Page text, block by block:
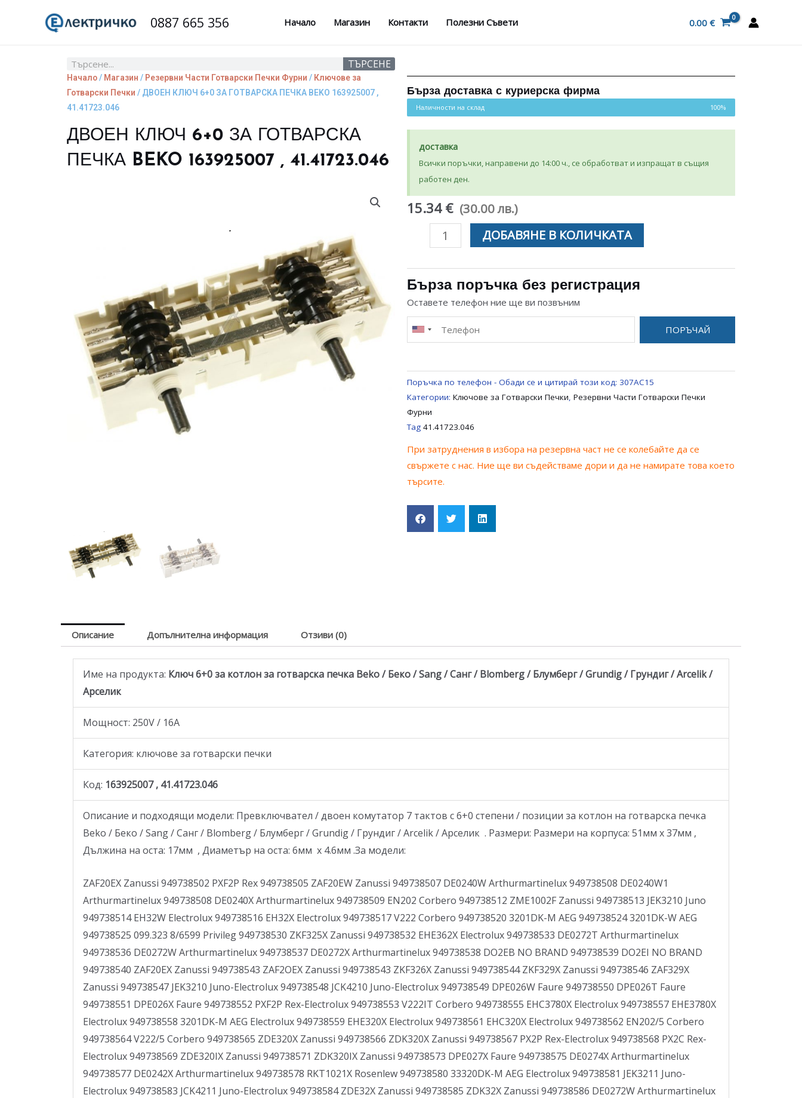
0887 665 356 Начало Магазин Контакти Полезни Съвети 0.00 €
Search ТЪРСЕНЕ
Начало/ Магазин / Резервни Части Готварски Печки Фурни / Ключове за
Готварски Печки / ДВОЕН КЛЮЧ 6+0 ЗА ГОТВАРСКА ПЕЧКА BEKO 163925007 ,
41.41723.046
ДВОЕН КЛЮЧ 6+0 ЗА ГОТВАРСКА
ПЕЧКА BEKO 163925007 , 41.41723.046
Бърза доставка с куриерска фирма
Наличности на склад 100%
доставка
Всички поръчки, направени до 14:00 ч., се обработват и изпращат в същия
работен ден.
15.34 € (30.00 лв.)
количество
КЛЮЧ
ГОТВАРСКА
ПЕЧКА
163925007
41.41723.046
ДОБАВЯНЕ В КОЛИЧКАТА
Бърза поръчка без регистрация
Оставете телефон ние ще ви позвъним
ПОРЪЧАЙ
Поръчка по телефон - Обади се и цитирай този код: 307AC15
Категории: Ключове за Готварски Печки, Резервни Части Готварски Печки
Фурни
Tag 41.41723.046
При затруднения в избора на резервна част не се колебайте да се
свържете с нас. Ние ще ви съдействаме дори и да не намирате това което
търсите.
Описание Допълнителна информация Отзиви (0)
Име на продукта: Ключ 6+0 за котлон за готварска печка Beko / Беко / Sang / Санг / Blomberg / Блумберг / Grundig / Грундиг / Arcelik /
Арселик
Мощност: 250V / 16A
Категория: ключове за готварски печки
Код: 163925007 , 41.41723.046
Описание и подходящи модели: Превключвател / двоен комутатор 7 тактов с 6+0 степени / позиции за котлон на готварска печка
Beko / Беко / Sang / Санг / Blomberg / Блумберг / Grundig / Грундиг / Arcelik / Арселик . Размери: Размери на корпуса: 51мм x 37мм ,
Дължина на оста: 17мм , Диаметър на оста: 6мм x 4.6мм .За модели:
ZAF20EX Zanussi 949738502 PXF2P Rex 949738505 ZAF20EW Zanussi 949738507 DE0240W Arthurmartinelux 949738508 DE0240W1
Arthurmartinelux 949738508 DE0240X Arthurmartinelux 949738509 EN202 Corbero 949738512 ZME1002F Zanussi 949738513 JEK3210 Juno
949738514 EH32W Electrolux 949738516 EH32X Electrolux 949738517 V222 Corbero 949738520 3201DK-M AEG 949738524 3201DK-W AEG
949738525 099.323 8/6599 Privileg 949738530 ZKF325X Zanussi 949738532 EHE362X Electrolux 949738533 DE0272T Arthurmartinelux
949738536 DE0272W Arthurmartinelux 949738537 DE0272X Arthurmartinelux 949738538 DO2EB NO BRAND 949738539 DO2EI NO BRAND
949738540 ZAF20EX Zanussi 949738543 ZAF2OEX Zanussi 949738543 ZKF326X Zanussi 949738544 ZKF329X Zanussi 949738546 ZAF329X
Zanussi 949738547 JEK3210 Juno-Electrolux 949738548 JCK4210 Juno-Electrolux 949738549 DPE026W Faure 949738550 DPE026T Faure
949738551 DPE026X Faure 949738552 PXF2P Rex-Electrolux 949738553 V222IT Corbero 949738555 EHC3780X Electrolux 949738557 EHE3780X
Electrolux 949738558 3201DK-M AEG Electrolux 949738559 EHE320X Electrolux 949738561 EHC320X Electrolux 949738562 EN202/5 Corbero
949738564 V222/5 Corbero 949738565 ZDE320X Zanussi 949738566 ZDK320X Zanussi 949738567 PX2P Rex-Electrolux 949738568 PX2C Rex-
Electrolux 949738569 ZDE320IX Zanussi 949738571 ZDK320IX Zanussi 949738573 DPE027X Faure 949738575 DE0274X Arthurmartinelux
949738577 DE0242X Arthurmartinelux 949738578 RKT1021X Rosenlew 949738580 33320DK-M AEG Electrolux 949738581 JEK3211 Juno-
Electrolux 949738583 JCK4211 Juno-Electrolux 949738584 ZDE32X Zanussi 949738585 ZDK32X Zanussi 949738586 DE0272W Arthurmartinelux